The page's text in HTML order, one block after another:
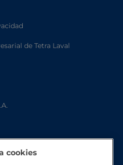
de Tetra Laval
cookies